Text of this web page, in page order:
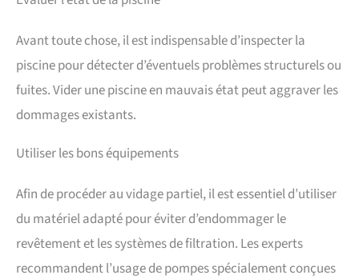
Avant toute chose, il est indispensable d’inspecter la
piscine pour détecter d’éventuels problèmes structurels ou
fuites. Vider une piscine en mauvais état peut aggraver les
dommages existants.
Utiliser les bons équipements
Afin de procéder au vidage partiel, il est essentiel d’utiliser
du matériel adapté pour éviter d’endommager le
revêtement et les systèmes de filtration. Les experts
recommandent l’usage de pompes spécialement conçues